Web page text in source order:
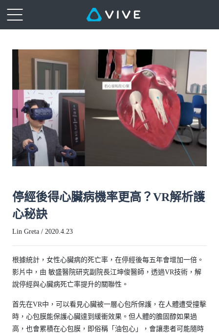
停經後得心臟病機率更高？VR解析護
心秘訣
Lin Greta / 2020.4.23
根據統計，女性心臟病的死亡率，在停經後每五年會增加一倍。
影片中，由 敏盛醫院研究副院長江坤俊醫師，透過VR技術，解
說停經與心臟病死亡率提升的關聯性。
首先在VR中，可以看見心臟被一層心包所保護，在人體遭受撞擊
時，心包膜能保護心臟達到緩衝效果。但人體的膽固醇如果過
高，也會累積在心包膜，即俗稱「油包心」，會讓患者可能隨時